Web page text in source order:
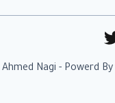
Ahmed Nagi - Powerd By